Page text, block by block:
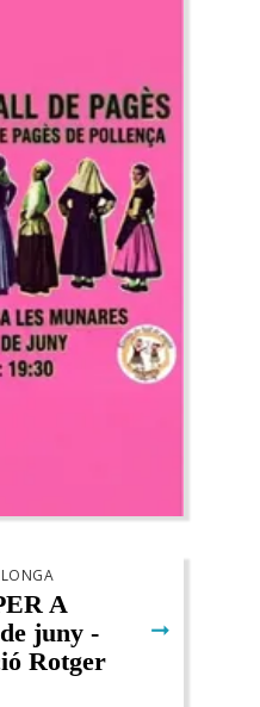
A
juny -
Rotger
➞